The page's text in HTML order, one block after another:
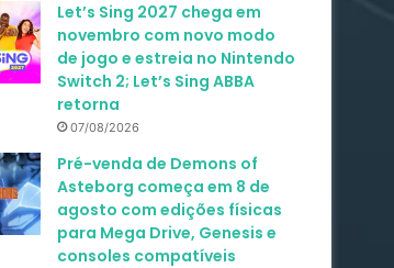
Let’s Sing 2027 chega em
novembro com novo modo
de jogo e estreia no Nintendo
Switch 2; Let’s Sing ABBA
retorna
07/08/2026
Pré-venda de Demons of
Asteborg começa em 8 de
agosto com edições físicas
para Mega Drive, Genesis e
consoles compatíveis